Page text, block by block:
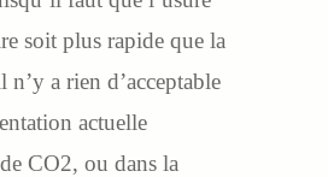
soit plus rapide que la
a rien d’acceptable
actuelle
CO2, ou dans la